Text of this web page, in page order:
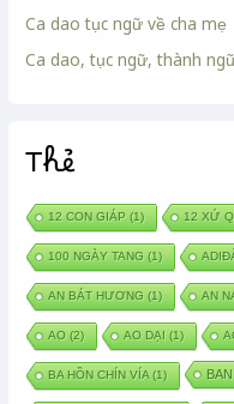
Ca dao tục ngữ về cha mẹ
Ca dao, tục ngữ, thành
Thẻ
12 CON GIÁP (1) 12 XỨ
100 NGÀY TANG (1)
AN BÁT HƯƠNG (1) AN
AO (2) AO DẠI (1)
BA HỒN CHÍN VÍA(1) BAN